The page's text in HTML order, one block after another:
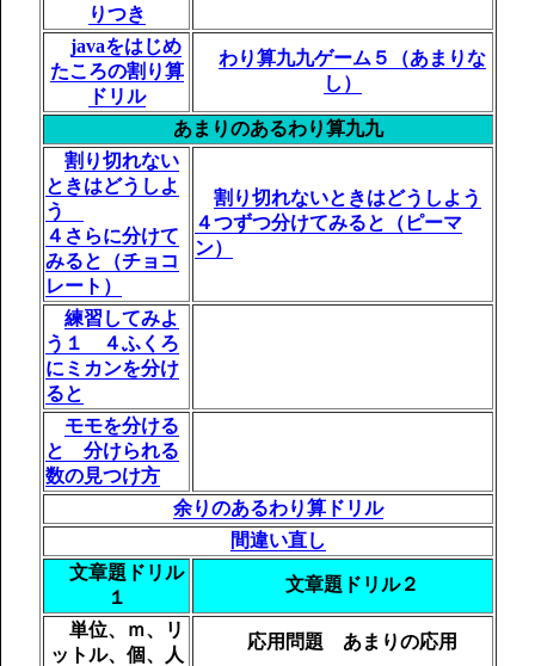
りつき
javaをはじめ
たころの割り算
ドリル
わり算九九ゲーム５（あまりな
し）
あまりのあるわり算九九
割り切れない
ときはどうしよ
う
４さらに分けて
みると（チョコ
レート）
割り切れないときはどうしよう
４つずつ分けてみると（ピーマ
ン）
練習してみよ
う１ ４ふくろ
にミカンを分け
ると
モモを分ける
と 分けられる
数の見つけ方
余りのあるわり算ドリル
間違い直し
文章題ドリル
１
文章題ドリル２
単位、ｍ、リ
ットル、個、人
応用問題 あまりの応用